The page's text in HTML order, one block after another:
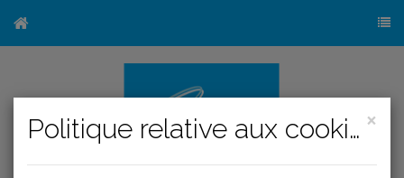
×
Politique relative aux cookies